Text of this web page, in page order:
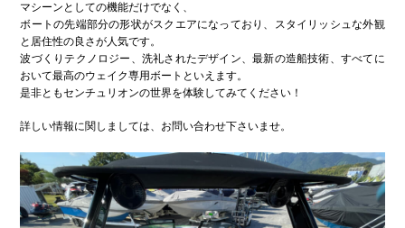
マシーンとしての機能だけでなく、
ボートの先端部分の形状がスクエアになっており、スタイリッシュな外観
と居住性の良さが人気です。
波づくりテクノロジー、洗礼されたデザイン、最新の造船技術、すべてに
おいて最高のウェイク専用ボートといえます。
是非ともセンチュリオンの世界を体験してみてください！
詳しい情報に関しましては、お問い合わせ下さいませ。